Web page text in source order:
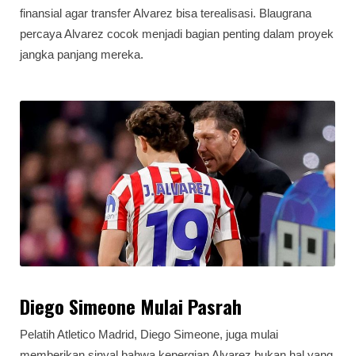
finansial agar transfer Alvarez bisa terealisasi. Blaugrana
percaya Alvarez cocok menjadi bagian penting dalam proyek
jangka panjang mereka.
Diego Simeone Mulai Pasrah
Pelatih Atletico Madrid, Diego Simeone, juga mulai